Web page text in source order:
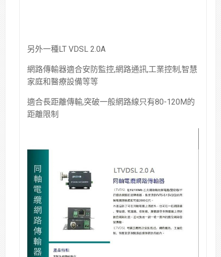
另外一種LT VDSL 2.0A
網路傳輸器適合安防監控,網路通訊,工業控制,智慧
家庭和醫療設備等等
適合長距離傳輸,突破一般網路線只有80-120M的
距離限制